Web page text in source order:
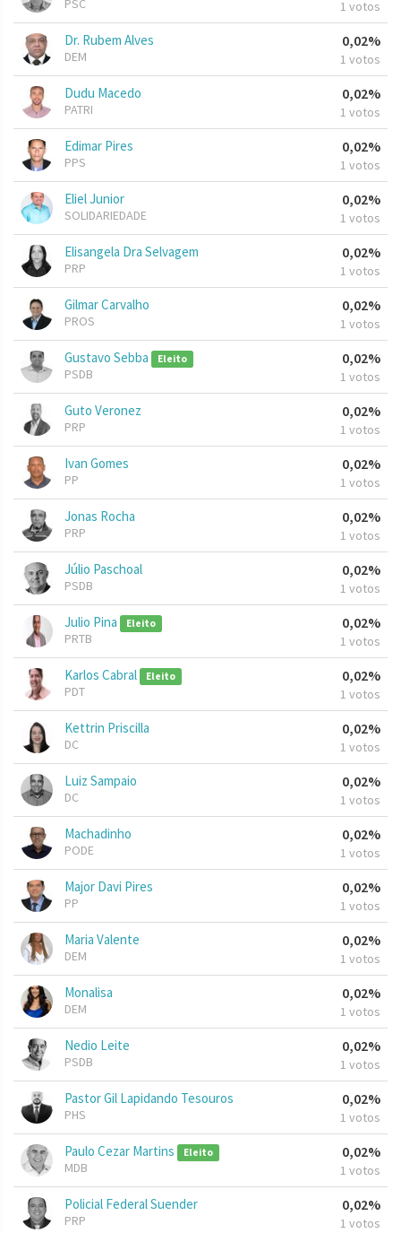
PSC 1 votos
Dr. Rubem Alves
DEM
0,02%
1 votos
Dudu Macedo
PATRI
0,02%
1 votos
Edimar Pires
PPS
0,02%
1 votos
Eliel Junior
SOLIDARIEDADE
0,02%
1 votos
Elisangela Dra Selvagem
PRP
0,02%
1 votos
Gilmar Carvalho
PROS
0,02%
1 votos
Gustavo Sebba Eleito
PSDB
0,02%
1 votos
Guto Veronez
PRP
0,02%
1 votos
Ivan Gomes
PP
0,02%
1 votos
Jonas Rocha
PRP
0,02%
1 votos
Júlio Paschoal
PSDB
0,02%
1 votos
Julio Pina Eleito
PRTB
0,02%
1 votos
Karlos Cabral Eleito
PDT
0,02%
1 votos
Kettrin Priscilla
DC
0,02%
1 votos
Luiz Sampaio
DC
0,02%
1 votos
Machadinho
PODE
0,02%
1 votos
Major Davi Pires
PP
0,02%
1 votos
Maria Valente
DEM
0,02%
1 votos
Monalisa
DEM
0,02%
1 votos
Nedio Leite
PSDB
0,02%
1 votos
Pastor Gil Lapidando Tesouros
PHS
0,02%
1 votos
Paulo Cezar Martins Eleito
MDB
0,02%
1 votos
Policial Federal Suender
PRP
0,02%
1 votos